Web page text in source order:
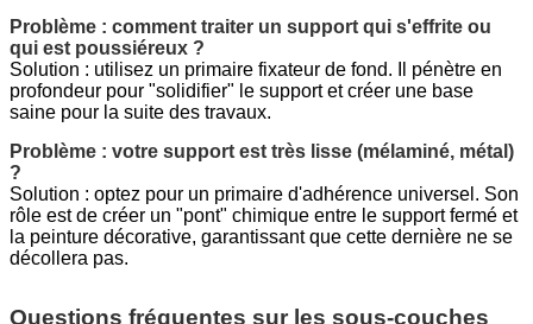
Problème : comment traiter un support qui s'effrite ou
qui est poussiéreux ?
Solution : utilisez un primaire fixateur de fond. Il pénètre en
profondeur pour "solidifier" le support et créer une base
saine pour la suite des travaux.
Problème : votre support est très lisse (mélaminé, métal)
?
Solution : optez pour un primaire d'adhérence universel. Son
rôle est de créer un "pont" chimique entre le support fermé et
la peinture décorative, garantissant que cette dernière ne se
décollera pas.
Questions fréquentes sur les sous-couches